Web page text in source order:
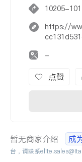
10205-
https://
-
点赞
暂无商家介绍 成
台，请联系